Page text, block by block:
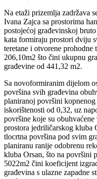
Na etaži prizemlja zadržava
Ivana Zajca sa prostorima
postojećoj građevinskoj
kata formiraju prostori dviju
teretane i otvorene
206,10m2 što čini ukupnu
građevine od 441,32 m2.
Sa novoformiranim dijelom
površina svih građevina
planiranoj površini
iskorištenosti od 0,32, uz
površine koje su
prostora jedriličarskog kluba
tlocrtna površina pod svim
planiranu ranije odobrenu
kluba Orsan, što na površini
5022m2 čini koeficijent
građevina s ulazne zapadne